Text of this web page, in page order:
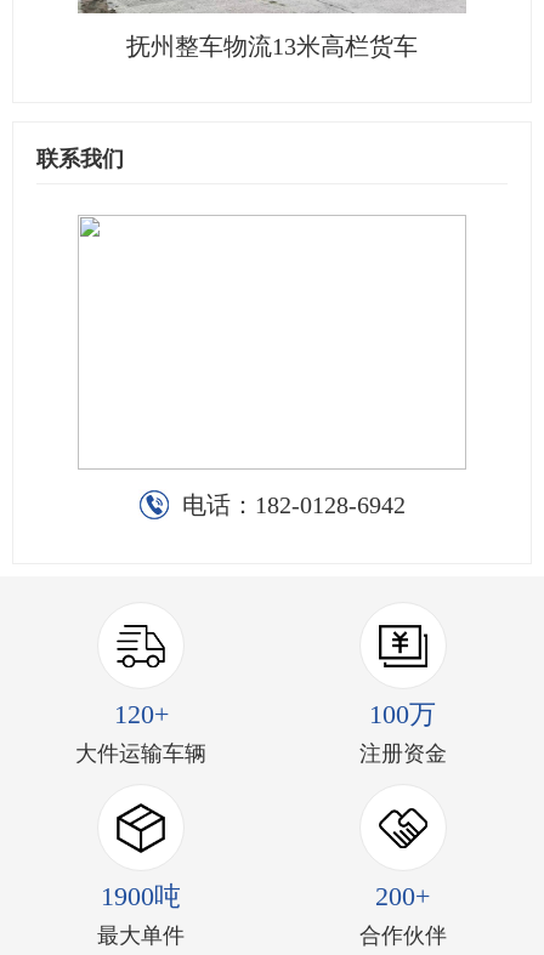
抚州整车物流13米高栏货车
联系我们
电话： 182-0128-6942
120+
大件运输车辆
100万
注册资金
1900吨
最大单件
200+
合作伙伴